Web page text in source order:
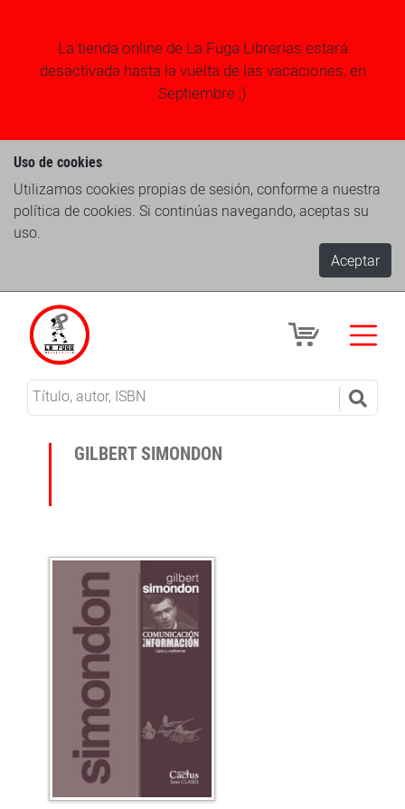
La tienda online de La Fuga Librerias estará
desactivada hasta la vuelta de las vacaciones, en
Septiembre ;)
Uso de cookies
Utilizamos cookies propias de sesión, conforme a nuestra
política de cookies. Si continúas navegando, aceptas su
uso.
Aceptar
GILBERT SIMONDON